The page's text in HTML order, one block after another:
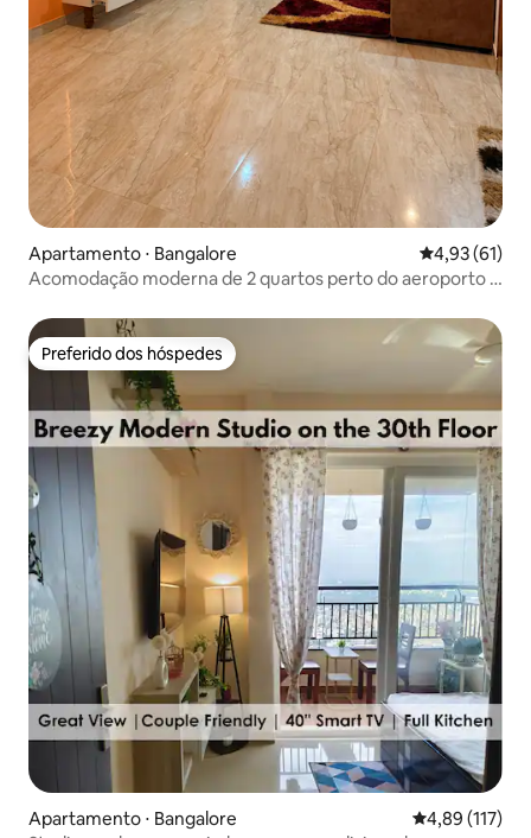
Apartamento ⋅ Bangalore 4,93 de uma
4,93 (61)
Acomodação moderna de 2 quartos perto do aeroporto -
Preferido dos hóspedes
Preferido dos hóspedes
Apartamento ⋅ Bangalore 4,89 de uma
4,89 (117)